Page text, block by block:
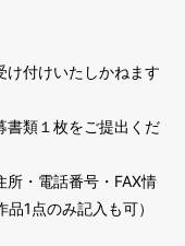
付けいたしかねます
書類１枚をご提出くだ
・電話番号・FAX情
1点のみ記入も可）